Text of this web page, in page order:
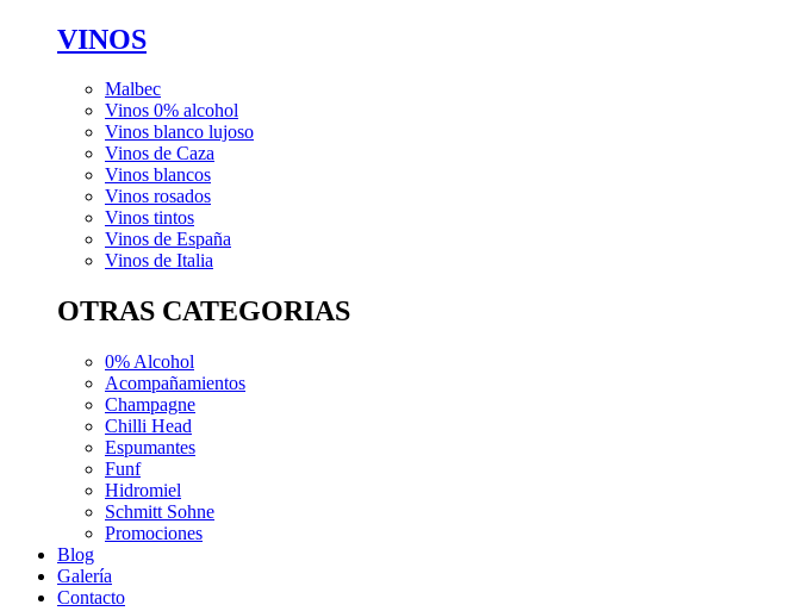
VINOS
Malbec
Vinos 0% alcohol
Vinos blanco lujoso
Vinos de Caza
Vinos blancos
Vinos rosados
Vinos tintos
Vinos de España
Vinos de Italia
OTRAS CATEGORIAS
0% Alcohol
Acompañamientos
Champagne
Chilli Head
Espumantes
Funf
Hidromiel
Schmitt Sohne
Promociones
Blog
Galería
Contacto